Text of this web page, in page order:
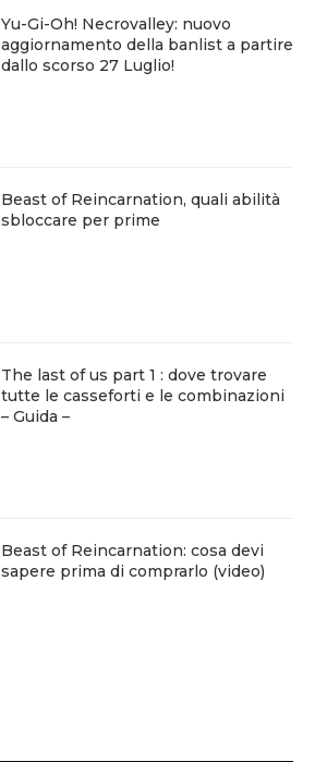
Yu-Gi-Oh! Necrovalley: nuovo
aggiornamento della banlist a partire
dallo scorso 27 Luglio!
Beast of Reincarnation, quali abilità
sbloccare per prime
The last of us part 1 : dove trovare
tutte le casseforti e le combinazioni
– Guida –
Beast of Reincarnation: cosa devi
sapere prima di comprarlo (video)